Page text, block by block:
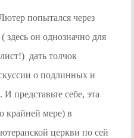
попытался через
здесь он однозначно для
дать толчок
о подлинных и
представьте себе, эта
крайней мере) в
церкви по сей